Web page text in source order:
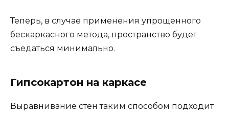
Теперь, в случае применения упрощенного
бескаркасного метода, пространство будет
съедаться минимально.
Гипсокартон на каркасе
Выравнивание стен таким способом подходит